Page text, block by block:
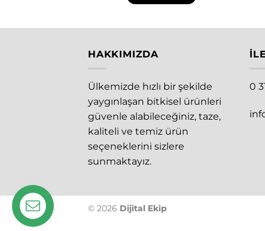
HAKKIMIZDA
Ülkemizde hızlı bir şekilde
yaygınlaşan bitkisel ürünleri
güvenle alabileceğiniz, taze,
kaliteli ve temiz ürün
seçeneklerini sizlere
sunmaktayız.
0
© 2026 Dijital Ekip
İletişim